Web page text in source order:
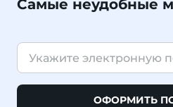
Самые неудобные
ОФОРМИТЬ